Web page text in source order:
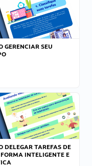
GERENCIAR SEU
DELEGAR TAREFAS DE
INTELIGENTE E